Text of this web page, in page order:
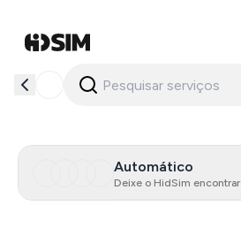
Automático
Deixe o HidSim encontrar